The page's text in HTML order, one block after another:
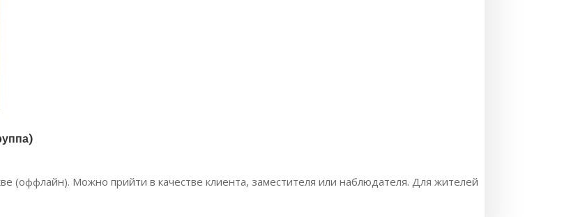
(оффлайн). Можно прийти в качестве клиента, заместителя или наблюдателя. Для жителей